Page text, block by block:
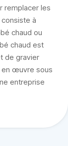
remplacer les
à
chaud ou
chaud est
de gravier
en œuvre sous
entreprise